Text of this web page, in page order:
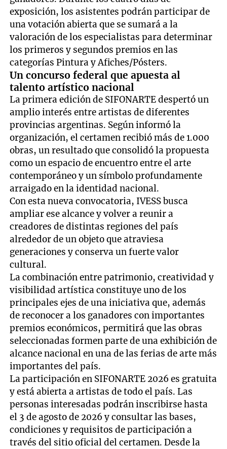
exposición, los asistentes podrán participar de
una votación abierta que se sumará a la
valoración de los especialistas para determinar
los primeros y segundos premios en las
categorías Pintura y Afiches/Pósters.
Un concurso federal que apuesta al
talento artístico nacional
La primera edición de SIFONARTE despertó un
amplio interés entre artistas de diferentes
provincias argentinas. Según informó la
organización, el certamen recibió más de 1.000
obras, un resultado que consolidó la propuesta
como un espacio de encuentro entre el arte
contemporáneo y un símbolo profundamente
arraigado en la identidad nacional.
Con esta nueva convocatoria, IVESS busca
ampliar ese alcance y volver a reunir a
creadores de distintas regiones del país
alrededor de un objeto que atraviesa
generaciones y conserva un fuerte valor
cultural.
La combinación entre patrimonio, creatividad y
visibilidad artística constituye uno de los
principales ejes de una iniciativa que, además
de reconocer a los ganadores con importantes
premios económicos, permitirá que las obras
seleccionadas formen parte de una exhibición de
alcance nacional en una de las ferias de arte más
importantes del país.
La participación en SIFONARTE 2026 es gratuita
y está abierta a artistas de todo el país. Las
personas interesadas podrán inscribirse hasta
el 3 de agosto de 2026 y consultar las bases,
condiciones y requisitos de participación a
través del sitio oficial del certamen. Desde la